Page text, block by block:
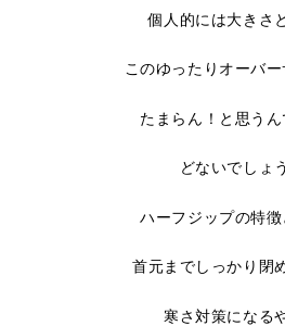
個人的には大きさ
このゆったりオーバ
たまらん！と思う
どないでしょ
ハーフジップの特徴
首元までしっかり閉
寒さ対策になる